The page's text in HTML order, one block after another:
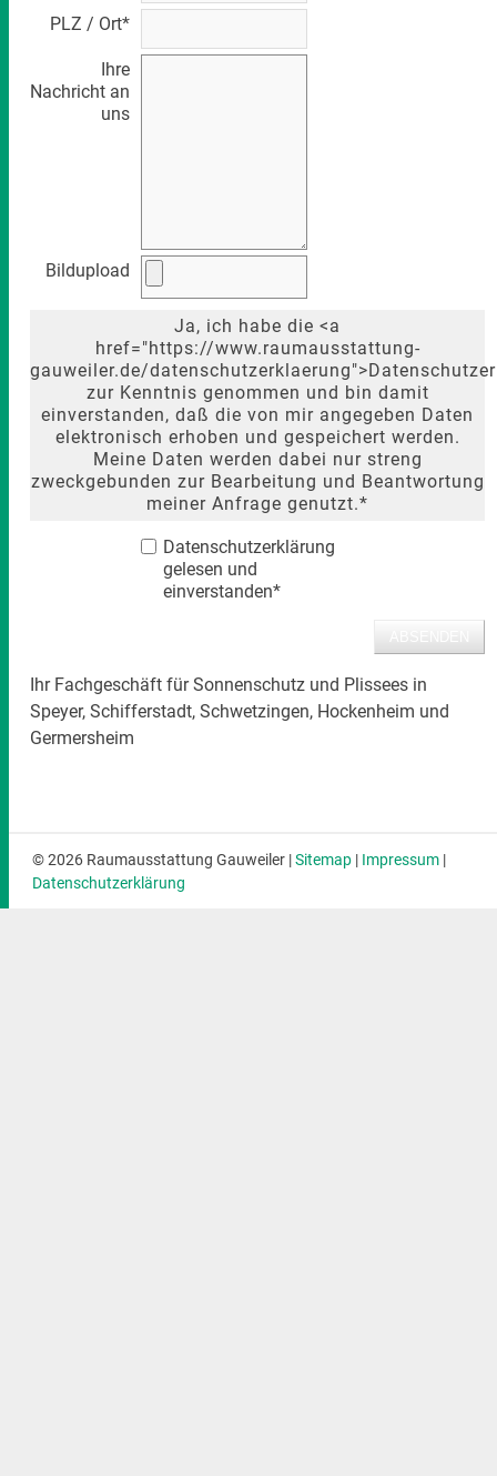
PLZ / Ort*
Ihre
Nachricht an
uns
Bildupload
Ja, ich habe die <a
href="https://www.raumausstattung-
gauweiler.de/
zur Kenntnis genommen und bin damit
einverstanden, daß die von mir angegeben Daten
elektronisch erhoben und gespeichert werden.
Meine Daten werden dabei nur streng
zweckgebunden zur Bearbeitung und Beantwortung
meiner Anfrage genutzt.*
Datenschutzerklärung
gelesen und
einverstanden*
Ihr Fachgeschäft für Sonnenschutz und Plissees in
Speyer, Schifferstadt, Schwetzingen, Hockenheim und
Germersheim
© 2026 Raumausstattung Gauweiler |Sitemap | Impressum |
Datenschutzerklärung